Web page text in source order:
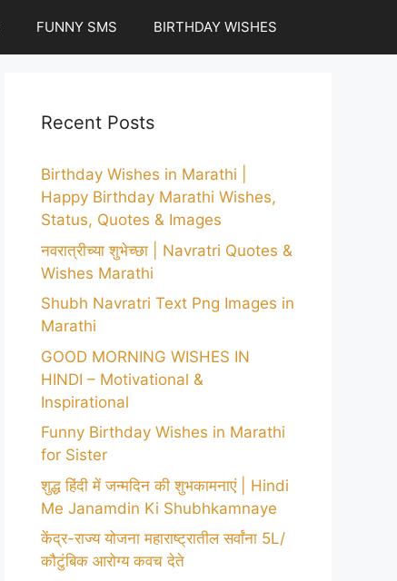
FUNNY SMS BIRTHDAY WISHES
Recent Posts
Birthday Wishes in Marathi |
Happy Birthday Marathi Wishes,
Status, Quotes & Images
नवरात्रीच्या शुभेच्छा | Navratri Quotes &
Wishes Marathi
Shubh Navratri Text Png Images in
Marathi
GOOD MORNING WISHES IN
HINDI – Motivational &
Inspirational
Funny Birthday Wishes in Marathi
for Sister
शुद्ध हिंदी में जन्मदिन की शुभकामनाएं | Hindi
Me Janamdin Ki Shubhkamnaye
केंद्र-राज्य योजना महाराष्ट्रातील सर्वांना 5L/
कौटुंबिक आरोग्य कवच देते